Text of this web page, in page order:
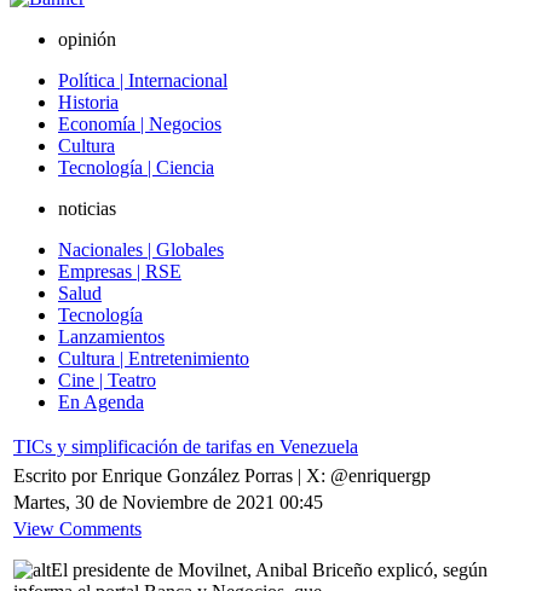
opinión
Política | Internacional
Historia
Economía | Negocios
Cultura
Tecnología | Ciencia
noticias
Nacionales | Globales
Empresas | RSE
Salud
Tecnología
Lanzamientos
Cultura | Entretenimiento
Cine | Teatro
En Agenda
TICs y simplificación de tarifas en Venezuela
Escrito por Enrique González Porras | X: @enriquergp
Martes, 30 de Noviembre de 2021 00:45
View Comments
El presidente de Movilnet, Anibal Briceño explicó, según